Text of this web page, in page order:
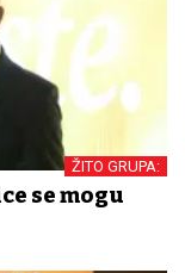
ŽITO GRUPA:
se mogu